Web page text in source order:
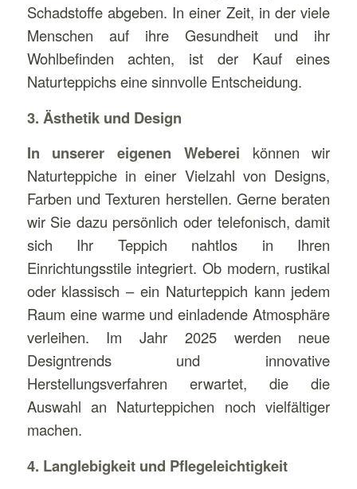
Schadstoffe abgeben. In einer Zeit, in der viele
Menschen auf ihre Gesundheit und ihr
Wohlbefinden achten, ist der Kauf eines
Naturteppichs eine sinnvolle Entscheidung.
3. Ästhetik und Design
In unserer eigenen Weberei können wir
Naturteppiche in einer Vielzahl von Designs,
Farben und Texturen herstellen. Gerne beraten
wir Sie dazu persönlich oder telefonisch, damit
sich Ihr Teppich nahtlos in Ihren
Einrichtungsstile integriert. Ob modern, rustikal
oder klassisch – ein Naturteppich kann jedem
Raum eine warme und einladende Atmosphäre
verleihen. Im Jahr 2025 werden neue
Designtrends und innovative
Herstellungsverfahren erwartet, die die
Auswahl an Naturteppichen noch vielfältiger
machen.
4. Langlebigkeit und Pflegeleichtigkeit